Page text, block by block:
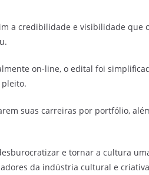
a credibilidade e visibilidade que
on-line, o edital foi
suas carreiras por portfólio,
e tornar a cultura
da indústria cultural e